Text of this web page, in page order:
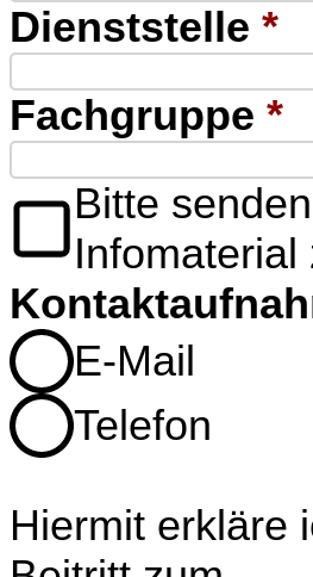
Dienststelle *
Fachgruppe *
Bitte
Infomaterial
E-Mail
Telefon
Hiermit erkläre